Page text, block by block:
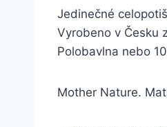
Jedinečné
Vyrobeno v Česku
Polobavlna nebo
Mother Nature.